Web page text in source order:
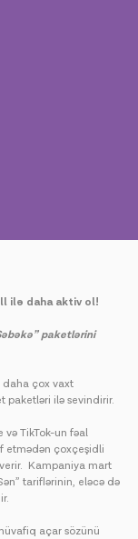
ilə daha aktiv ol!
paketlərini
daha çox vaxt
paketləri ilə sevindirir.
və TikTok-un fəal
etmədən çoxçeşidli
Kampaniya mart
tariflərinin, eləcə də
açar sözünü